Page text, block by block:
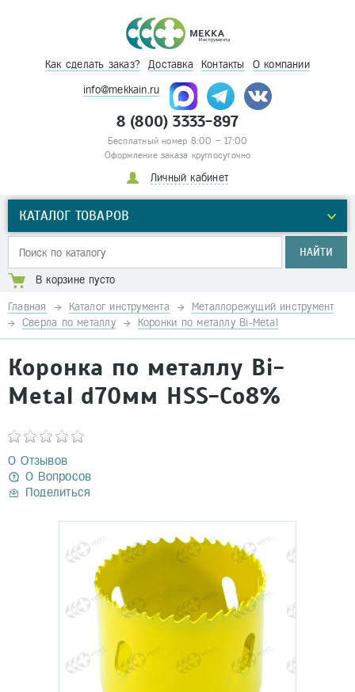
Как сделать заказ? Доставка Контакты О компании
info@mekkain.ru
8 (800) 3333-897
Бесплатный номер 8:00 – 17:00
Оформление заказа круглосуточно
Личный кабинет
КАТАЛОГ ТОВАРОВ
НАЙТИ
В корзине пусто
Главная Каталог инструмента
Металлорежущий инструмент
Сверла по металлу
Коронки по металлу Bi-Metal
Коронка по металлу Bi-
Metal d70мм HSS-Co8%
0 Отзывов
0 Вопросов
Поделиться